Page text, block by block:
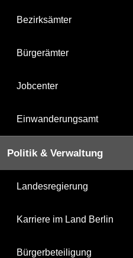
Bezirksämter
Bürgerämter
Jobcenter
Einwanderungsamt
Politik & Verwaltung
Landesregierung
Karriere im Land Berlin
Bürgerbeteiligung